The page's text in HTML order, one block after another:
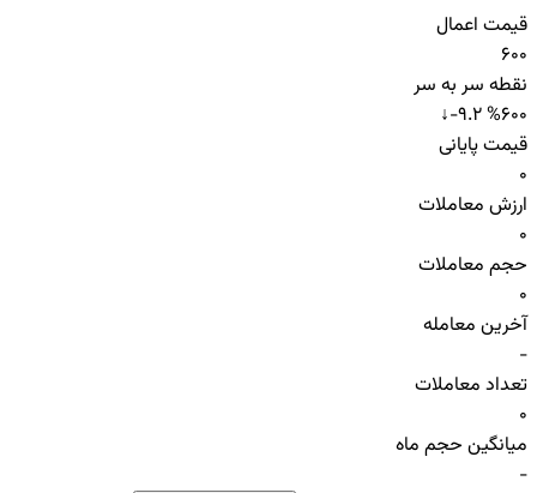
قیمت اعمال
600
نقطه سر به سر
600
↓-9.2 %
قیمت پایانی
0
ارزش معاملات
0
حجم معاملات
0
آخرین معامله
-
تعداد معاملات
0
میانگین حجم ماه
-